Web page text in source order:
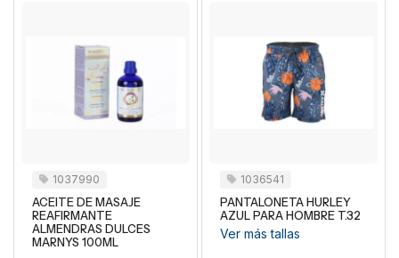
1037990
ACEITE DE MASAJE
REAFIRMANTE
ALMENDRAS DULCES
MARNYS 100ML
1036541
PANTALONETA HURLEY
AZUL PARA HOMBRE T.32
Ver más tallas